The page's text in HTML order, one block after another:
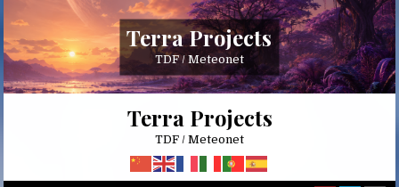
content
Terra Projects
TDF / Meteonet
Terra Projects
TDF / Meteonet